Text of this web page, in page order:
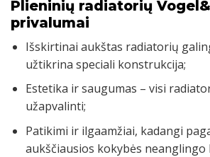
Plieninių radiatorių
privalumai
Išskirtinai aukštas radiatorių
užtikrina speciali konstrukcija;
Estetika ir saugumas – visi
užapvalinti;
Patikimi ir ilgaamžiai, kadangi
aukščiausios kokybės